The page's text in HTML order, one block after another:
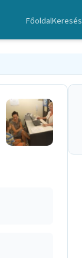
FőoldalKeresés